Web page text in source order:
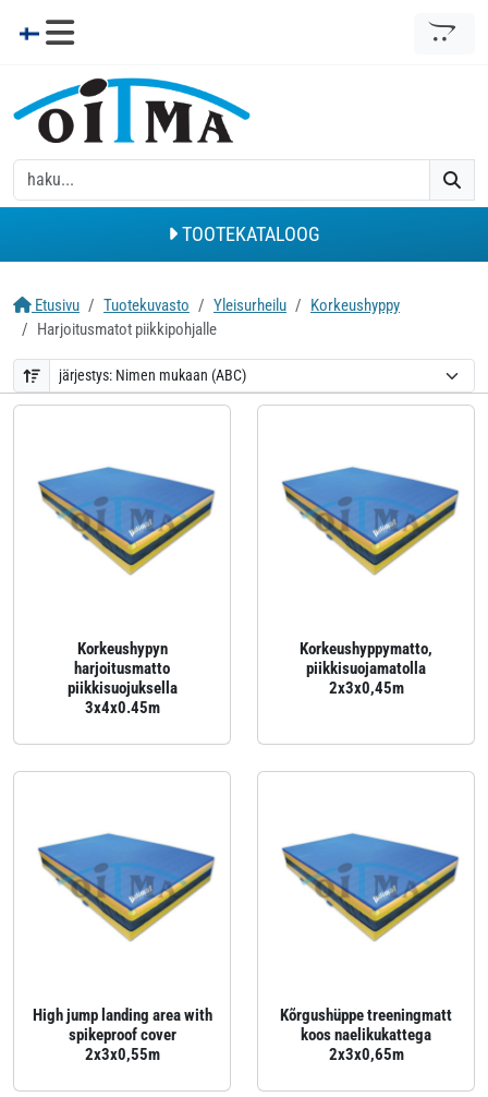
TOOTEKATALOOG
Etusivu Tuotekuvasto Yleisurheilu
Korkeushyppy
Harjoitusmatot piikkipohjalle
Korkeushypyn
harjoitusmatto
piikkisuojuksella
3x4x0.45m
Korkeushyppymatto,
piikkisuojamatolla
2x3x0,45m
High jump landing area with
spikeproof cover
2x3x0,55m
Kõrgushüppe treeningmatt
koos naelikukattega
2x3x0,65m